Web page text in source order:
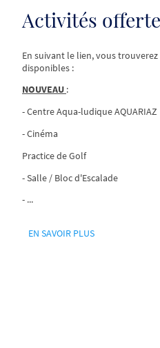
Activités
En suivant le lien, vous
disponibles :
NOUVEAU :
- Centre Aqua-ludique AQUARIAZ
- Cinéma
Practice de Golf
- Salle / Bloc d'Escalade
- ...
EN SAVOIR PLUS